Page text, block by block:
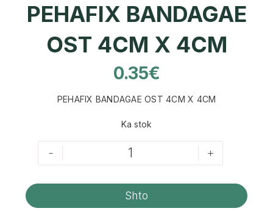
PEHAFIX BANDAGAE
OST 4CM X 4CM
0.35€
PEHAFIX BANDAGAE OST 4CM X 4CM
Ka stok
- +
Shto